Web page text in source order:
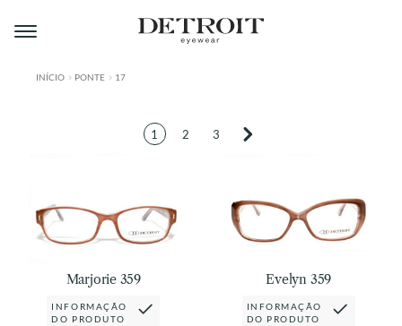
Pular
para
Pular
para
PRODUTOS
INÍCIO PONTE 17
1 2 3
Marjorie 359
INFORMAÇÃO
DO PRODUTO
Evelyn 359
INFORMAÇÃO
DO PRODUTO